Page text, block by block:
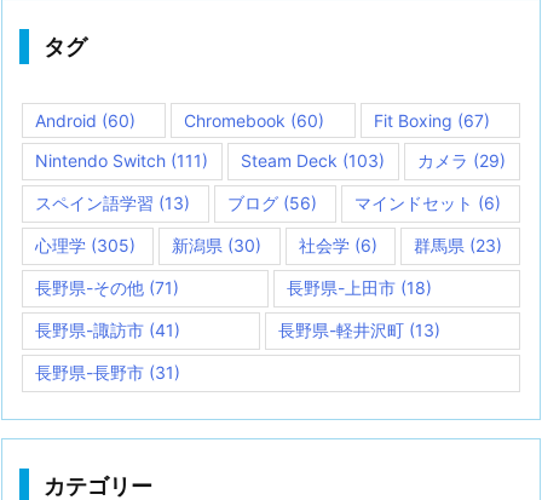
タグ
Android (60) Chromebook (60) Fit Boxing (67)
Nintendo Switch (111) Steam Deck (103) カメラ (29)
スペイン語学習 (13) ブログ (56) マインドセット (6)
心理学 (305) 新潟県 (30) 社会学(6) 群馬県 (23)
長野県-その他 (71) 長野県-上田市(18)
長野県-諏訪市 (41) 長野県-軽井沢町 (13)
長野県-長野市 (31)
カテゴリー